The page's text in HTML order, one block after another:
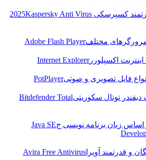
کسپرسکی 2025 Kaspersky Anti Virus
مختلف Adobe Flash Player
اکسپلورر Internet Explorer
فایل تصویری و صوتیPotPlayer
توتال سکوریتیBitdefender Total
اساس زبان برنامه نویسی ج Java SE
و قدرتمند آویراAvira Free Antivirus